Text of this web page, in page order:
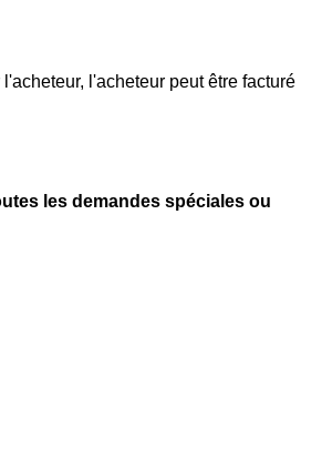
l'acheteur peut être facturé
les demandes spéciales ou